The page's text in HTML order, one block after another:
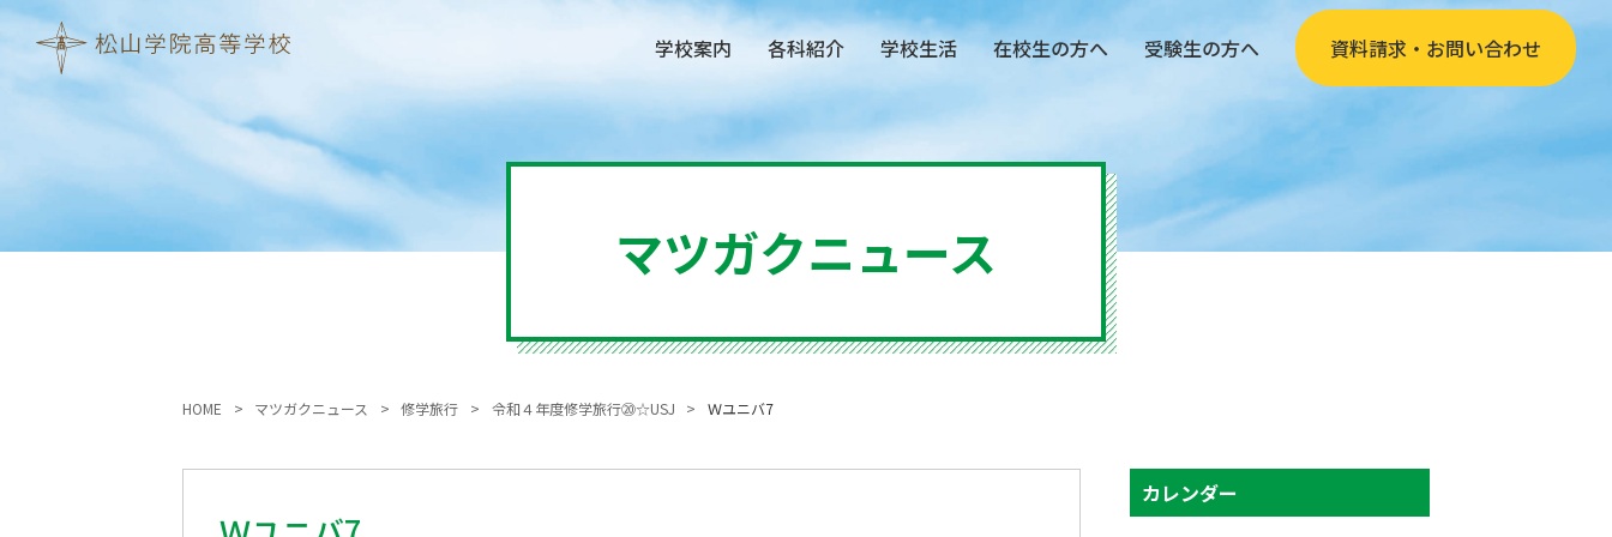
学校案内 各科紹介 学校生活 在校生の方へ 受験生の方へ 資料請求・お問い合わせ
マツガクニュース
HOME マツガクニュース 修学旅行 令和４年度修学旅行⑳☆USJ Ｗユニバ7
カレンダー